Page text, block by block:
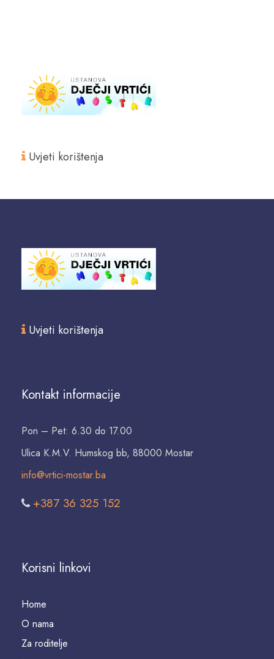
Uvjeti korištenja
Uvjeti korištenja
Kontakt informacije
Pon – Pet: 6.30 do 17.00
Ulica K.M.V. Humskog bb, 88000 Mostar
info@vrtici-mostar.ba
+387 36 325 152
Korisni linkovi
Home
O nama
Za roditelje